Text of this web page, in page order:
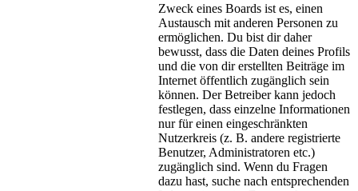
Zweck eines Boards ist es, einen
Austausch mit anderen Personen zu
ermöglichen. Du bist dir daher
bewusst, dass die Daten deines Profils
und die von dir erstellten Beiträge im
Internet öffentlich zugänglich sein
können. Der Betreiber kann jedoch
festlegen, dass einzelne Informationen
nur für einen eingeschränkten
Nutzerkreis (z. B. andere registrierte
Benutzer, Administratoren etc.)
zugänglich sind. Wenn du Fragen
dazu hast, suche nach entsprechenden